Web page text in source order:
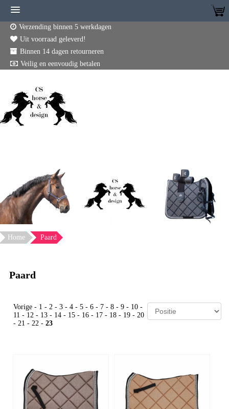
Verzending binnen 5 werkdagen
Uit voorraad geleverd!
Binnen 14 dagen retourneren
Veilig en eenvoudig betalen
Home Paard
Paard
Vorige - 1 - 2 - 3 - 4 - 5 - 6 - 7 - 8 - 9 - 10 -
11 - 12 - 13 - 14 - 15 - 16 - 17 - 18 - 19 - 20
- 21 - 22 - 23